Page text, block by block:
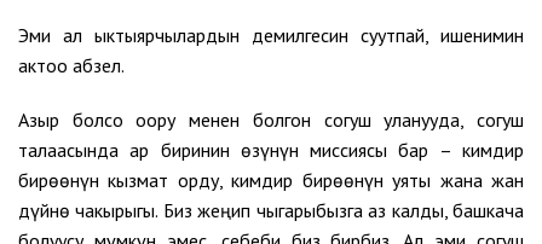
Эми ал ыктыярчылардын демилгесин суутпай, ишенимин
актоо абзел.
Азыр болсо оору менен болгон согуш уланууда, согуш
талаасында ар биринин өзүнүн миссиясы бар – кимдир
бирөөнүн кызмат орду, кимдир бирөөнүн уяты жана жан
дүйнө чакырыгы. Биз жеңип чыгарыбызга аз калды, башкача